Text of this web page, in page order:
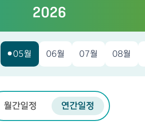
2026
05월 06월 07월 08월
월간일정 연간일정